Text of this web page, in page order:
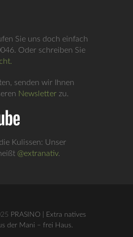
Sie uns doch einfach
Oder schreiben Sie
senden wir Ihnen
Newsletter zu.
Kulissen: Unser
@extranativ.
PRASINO | Extra natives
der Mani – frei Haus.